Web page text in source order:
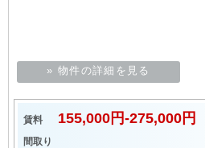
» 物件の詳細を見る
賃料 155,000円-275,000円
間取り